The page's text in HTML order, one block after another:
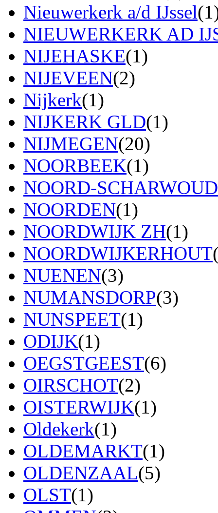
Nieuwerkerk a/d IJssel
NIEUWERKERK AD
NIJEHASKE(1)
NIJEVEEN(2)
Nijkerk(1)
NIJKERK GLD(1)
NIJMEGEN(20)
NOORBEEK(1)
NOORD-
NOORDEN(1)
NOORDWIJK ZH(1)
NOORDWIJKERHOUT
NUENEN(3)
NUMANSDORP(3)
NUNSPEET(1)
ODIJK(1)
OEGSTGEEST(6)
OIRSCHOT(2)
OISTERWIJK(1)
Oldekerk(1)
OLDEMARKT(1)
OLDENZAAL(5)
OLST(1)